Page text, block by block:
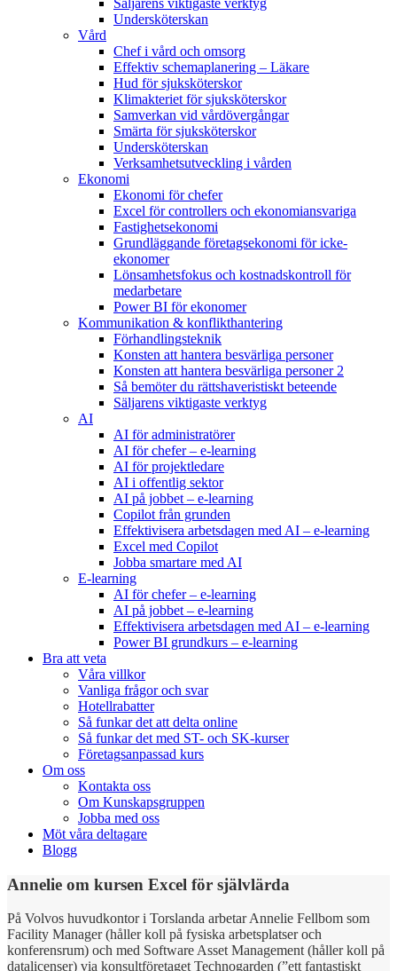
Säljarens viktigaste verktyg
Undersköterskan
Vård
Chef i vård och omsorg
Effektiv schemaplanering – Läkare
Hud för sjuksköterskor
Klimakteriet för sjuksköterskor
Samverkan vid vårdövergångar
Smärta för sjuksköterskor
Undersköterskan
Verksamhetsutveckling i vården
Ekonomi
Ekonomi för chefer
Excel för controllers och ekonomiansvariga
Fastighetsekonomi
Grundläggande företagsekonomi för icke-
ekonomer
Lönsamhetsfokus och kostnadskontroll för
medarbetare
Power BI för ekonomer
Kommunikation & konflikthantering
Förhandlingsteknik
Konsten att hantera besvärliga personer
Konsten att hantera besvärliga personer 2
Så bemöter du rättshaveristiskt beteende
Säljarens viktigaste verktyg
AI
AI för administratörer
AI för chefer – e-learning
AI för projektledare
AI i offentlig sektor
AI på jobbet – e-learning
Copilot från grunden
Effektivisera arbetsdagen med AI – e-learning
Excel med Copilot
Jobba smartare med AI
E-learning
AI för chefer – e-learning
AI på jobbet – e-learning
Effektivisera arbetsdagen med AI – e-learning
Power BI grundkurs – e-learning
Bra att veta
Våra villkor
Vanliga frågor och svar
Hotellrabatter
Så funkar det att delta online
Så funkar det med ST- och SK-kurser
Företagsanpassad kurs
Om oss
Kontakta oss
Om Kunskapsgruppen
Jobba med oss
Möt våra deltagare
Blogg
Annelie om kursen Excel för självlärda
På Volvos huvudkontor i Torslanda arbetar Annelie Fellbom som
Facility Manager (håller koll på fysiska arbetsplatser och
konferensrum) och med Software Asset Management (håller koll på
datalicenser) via konsultföretaget Technogarden (”ett fantastiskt